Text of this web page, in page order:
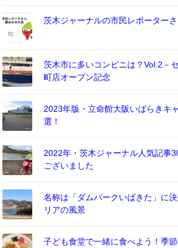
茨木ジャーナルの市民レポーターさ
茨木市に多いコンビニは？Vol.2－
町店オープン記念
2023年版・立命館大阪いばらきキ
選！
2022年・茨木ジャーナル人気記事
ございました
名称は「ダムパークいばきた」に
リアの風景
子ども食堂で一緒に食べよう！季